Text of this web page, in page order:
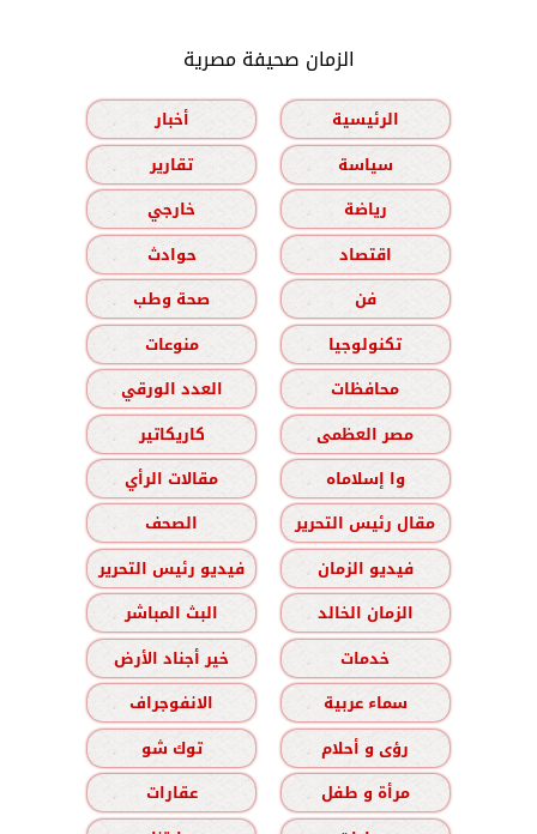
الزمان صحيفة مصرية
الرئيسية
أخبار
سياسة
تقارير
رياضة
خارجي
اقتصاد
حوادث
فن
صحة وطب
تكنولوجيا
منوعات
محافظات
العدد الورقي
مصر العظمى
كاريكاتير
وا إسلاماه
مقالات الرأي
مقال رئيس التحرير
الصحف
فيديو الزمان
فيديو رئيس التحرير
الزمان الخالد
البث المباشر
خدمات
خير أجناد الأرض
سماء عربية
الانفوجراف
رؤى و أحلام
توك شو
مرأة و طفل
عقارات